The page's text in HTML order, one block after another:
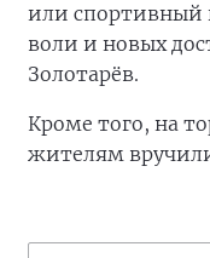
или спортивный
воли и новых
Золотарёв.
Кроме того, на
жителям